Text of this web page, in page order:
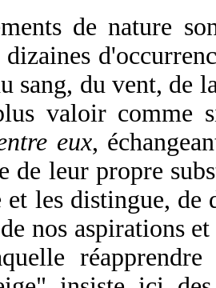
de nature
dizaines
sang, du vent, de
valoir comme
eux,
de leur propre
et les distingue,
nos aspirations